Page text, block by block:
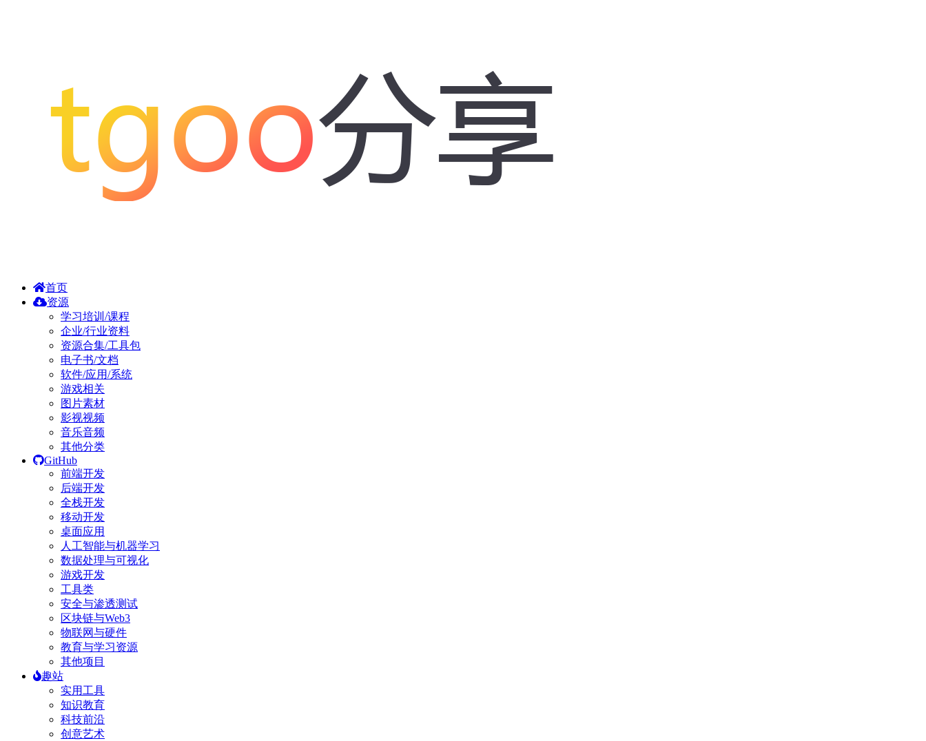
首页
资源
学习培训/课程
企业/行业资料
资源合集/工具包
电子书/文档
软件/应用/系统
游戏相关
图片素材
影视视频
音乐音频
其他分类
GitHub
前端开发
后端开发
全栈开发
移动开发
桌面应用
人工智能与机器学习
数据处理与可视化
游戏开发
工具类
安全与渗透测试
区块链与Web3
物联网与硬件
教育与学习资源
其他项目
趣站
实用工具
知识教育
科技前沿
创意艺术